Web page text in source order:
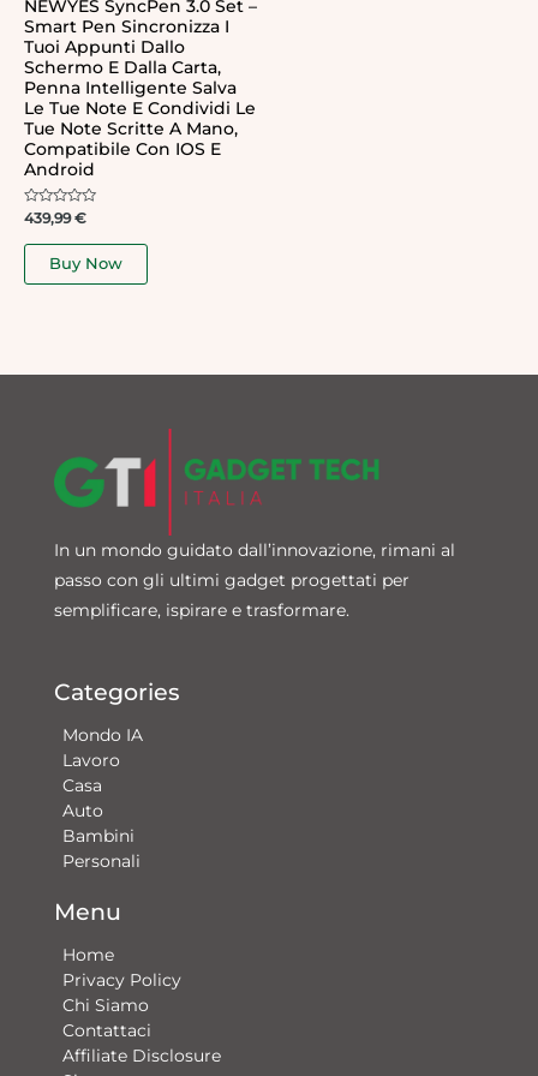
NEWYES SyncPen 3.0 Set –
Smart Pen Sincronizza I
Tuoi Appunti Dallo
Schermo E Dalla Carta,
Penna Intelligente Salva
Le Tue Note E Condividi Le
Tue Note Scritte A Mano,
Compatibile Con IOS E
Android
Rated
out
439,99€
Buy Now
In un mondo guidato dall’innovazione, rimani al
passo con gli ultimi gadget progettati per
semplificare, ispirare e trasformare.
Categories
Mondo IA
Lavoro
Casa
Auto
Bambini
Personali
Menu
Home
Privacy Policy
Chi Siamo
Contattaci​
Affiliate Disclosure